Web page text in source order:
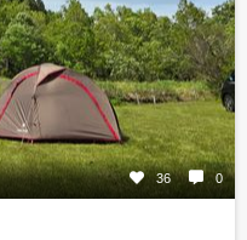
36 0